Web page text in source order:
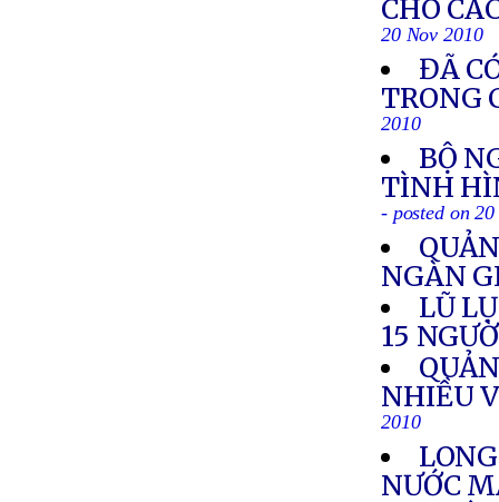
CHO
20 Nov 2010
ĐÃ
TRONG
2010
BỘ
TÌNH
- posted on
NGÀN
LŨ
15
NHIỀU
2010
NƯỚC